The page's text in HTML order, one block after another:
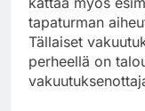
tapaturman
Tällaiset
perheellä on